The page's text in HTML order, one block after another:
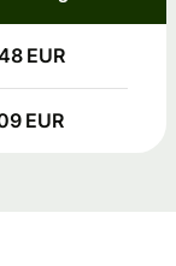
EUR
EUR